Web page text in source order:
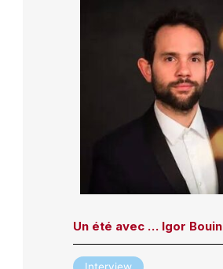
Un été avec … Igor Bouin